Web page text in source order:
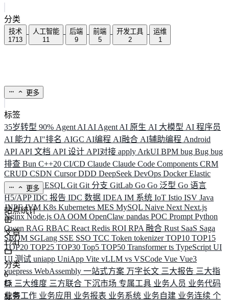
分类
技术
1713
人工智能
11
后端
9
前端
5
开发工具
2
运维
1
更多
标签
35岁转型 90% Agent AI AI Agent AI 原生 AI 大模型 AI 程序员
AI 能力 AI"排名 AIGC AI编程 AI融合 AI辅助编程 Android
API API 文档 API 设计 API对接 apply ArkUI BPM bug Bug bug
排查 Bun C++20 CI/CD Claude Claude Code Components CRM
CRUD CSDN CursorDDD DeepSeek DevOps DockerElastic
ELK ElysiaESQL Git Git 分支 GitLab Go Go 泛型 Go 语言
H5/APPIDC 报告 IDC 数据 IDEA IM 系统 IoT Istio ISV Java
JNPFJVM K8s Kubernetes MES MySQL Naive Next Next.js
NginxNode.js OA OOM OpenClaw pandas POC Prompt Python
Qwen RAG RBAC React Redis ROI RPA 融合 Rust SaaS Saga
SBOM SGLang SSE SSO TCC Token tokenizerTOP10 TOP15
TOP20 TOP25 TOP30 Top5 TOP50 Transformerts TypeScript UI
UI 测试 uniapp UniApp Vite vLLM vs VSCode Vue Vue3
vuepress WebAssembly 一站式方案 万字长文 三大报告 三大指
标 三大维度 三方联合 下沉市场 专属工具 业务人员 业务代码
业务工作 业务应用 业务报表 业务系统 业务自建 业务连续 个
更多
站点统计
文章
1741
分类
6
标签